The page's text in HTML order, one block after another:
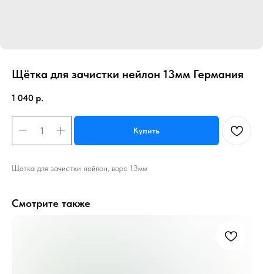
Щётка для зачистки нейлон 13мм Германия
1 040 р.
Купить
Щетка для зачистки нейлон, ворс 13мм
Смотрите также